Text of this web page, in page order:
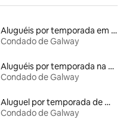
Aluguéis por temporada em albergue
Condado de Galway
Aluguéis por temporada na orla
Condado de Galway
Aluguel por temporada de microcasas
Condado de Galway